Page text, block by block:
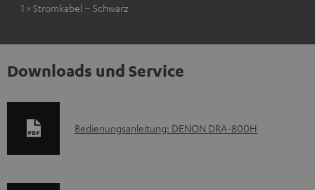
1 × Stromkabel – Schwarz
Downloads und Service
D
Bedienungsanleitung: DENON DRA-800H